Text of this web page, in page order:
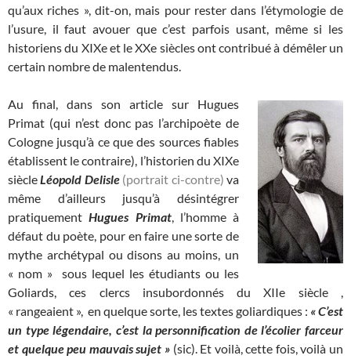
qu’aux riches », dit-on, mais pour rester dans l’étymologie de
l’usure, il faut avouer que c’est parfois usant, même si les
historiens du XIXe et le XXe siècles ont contribué à démêler un
certain nombre de malentendus.
Au final, dans son article sur Hugues
Primat (qui n’est donc pas l’archipoète de
Cologne jusqu’à ce que des sources fiables
établissent le contraire), l’historien du XIXe
siècleLéopold Delisle (portrait ci-contre) va
même d’ailleurs jusqu’à désintégrer
pratiquementHugues Primat, l’homme à
défaut du poète, pour en faire une sorte de
mythe archétypal ou disons au moins, un
« nom » sous lequel les étudiants ou les
Goliards, ces clercs insubordonnés du XIIe siècle ,
« rangeaient », en quelque sorte, les textes goliardiques : « C’est
un type légendaire, c’est la personnification de l’écolier farceur
et quelque peu mauvais sujet »(sic). Et voilà, cette fois, voilà un